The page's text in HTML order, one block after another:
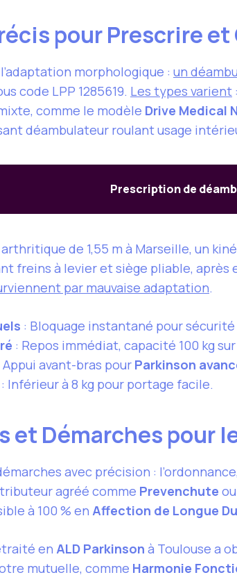
pour Prescrire
morphologique : un
code LPP 1285619. Les types varient :
comme le modèle Drive Medical
déambulateur roulant usage
Prescription de
de 1,55 m à Marseille, un
freins à levier et siège pliable,
par mauvaise adaptation.
: Bloquage instantané pour
: Repos immédiat, capacité 100 kg sur
Appui avant-bras pour Parkinson
: Inférieur à 8 kg pour portage facile.
et Démarches pour
avec précision :
agréé comme Prevenchute ou
à 100 % en Affection de Longue
en ALD Parkinson à Toulouse a
mutuelle, comme Harmonie